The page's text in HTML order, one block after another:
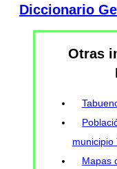
Diccionario
Otras
municipio
Mapas